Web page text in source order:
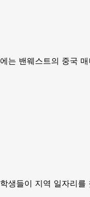
는 밴웨스트의 중국
생들이 지역 일자리를